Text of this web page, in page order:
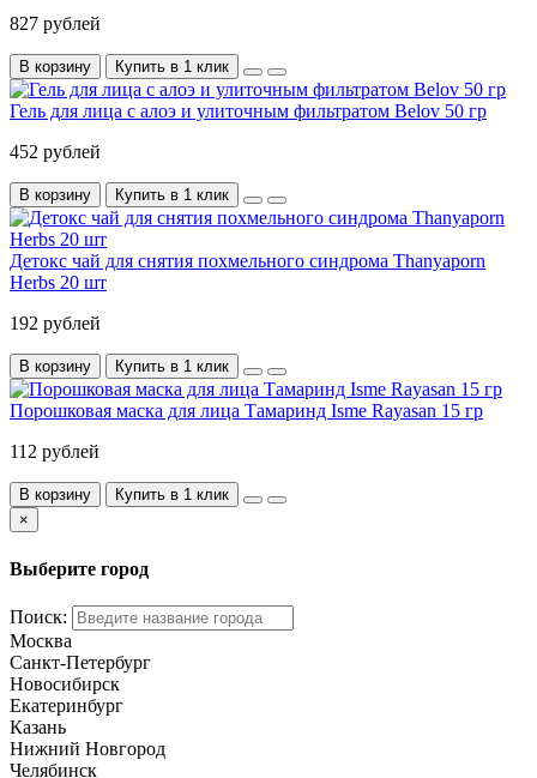
827 рублей
В корзину Купить в 1 клик
Гель для лица с алоэ и улиточным фильтратом Belov 50 гр
452 рублей
В корзину Купить в 1 клик
Детокс чай для снятия похмельного синдрома Thanyaporn
Herbs 20 шт
192 рублей
В корзину Купить в 1 клик
Порошковая маска для лица Тамаринд Isme Rayasan 15 гр
112 рублей
В корзину
Купить в 1 клик
×
Выберите город
Поиск:
Москва
Санкт-Петербург
Новосибирск
Екатеринбург
Казань
Нижний Новгород
Челябинск